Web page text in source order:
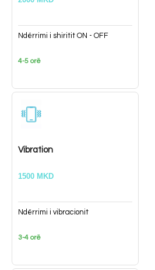
Ndërrimi i shiritit ON - OFF
4-5 orë
Vibration
1500 MKD
Ndërrimi i vibracionit
3-4 orë